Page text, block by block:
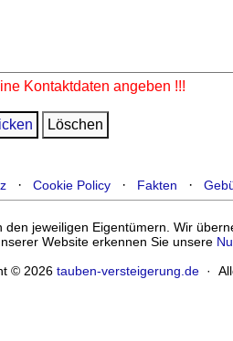
Kontaktdaten angeben !!!
· Cookie Policy · Fakten ·
jeweiligen Eigentümern. Wir
Website erkennen Sie unsere
© 2026 tauben-versteigerung.de·